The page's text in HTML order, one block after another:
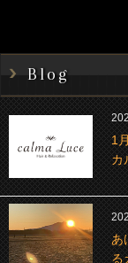
Blog
1
カ
あ
る